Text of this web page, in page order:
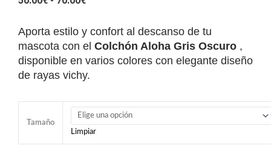
PRECIOS:
DESDE
50.00€
HASTA
70.00€
Aporta estilo y confort al descanso de tu
mascota con el Colchón Aloha Gris Oscuro ,
disponible en varios colores con elegante diseño
de rayas vichy.
Tamaño
Limpiar
Perro